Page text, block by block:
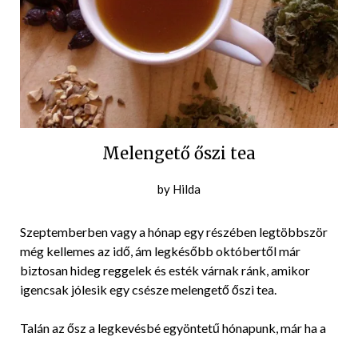
Melengető őszi tea
Posted
2018-
10-
04
by Hilda
Szeptemberben vagy a hónap egy részében legtöbbször
még kellemes az idő, ám legkésőbb októbertől már
biztosan hideg reggelek és esték várnak ránk, amikor
igencsak jólesik egy csésze melengető őszi tea.
Talán az ősz a legkevésbé egyöntetű hónapunk, már ha a